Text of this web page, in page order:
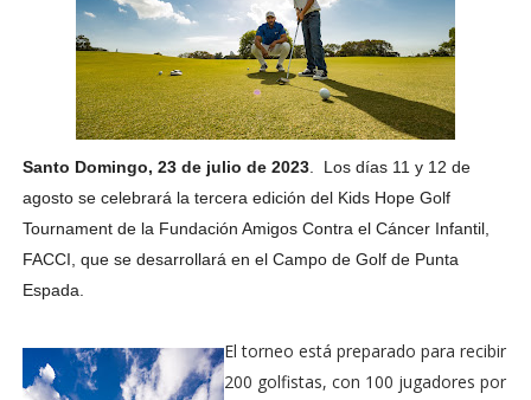
Santo Domingo, 23de julio de 2023. Los días 11 y 12 de
agosto se celebrará la tercera edición del Kids Hope Golf
Tournament de la Fundación Amigos Contra el Cáncer Infantil,
FACCI, que se desarrollará en el Campo de Golf de Punta
Espada.
El torneo está preparado para recibir
200 golfistas, con 100 jugadores por